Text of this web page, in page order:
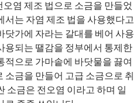
염 제조 법으로 소금을 만들었
서는 자염 제조 법을 사용했다고
닷가에 자라는 갈대를 베어 사용
용되는 땔감을 정부에서 통제한
적으로 가마솥에 바닷물을 끓여
소금을 만들어 고급 소금으로 취
소금은 전오염 이라고 하며 일